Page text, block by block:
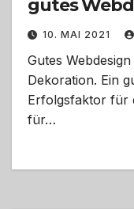
gutes
10. MAI 2021
Gutes
Dekoration. Ein
Erfolgsfaktor für
für…